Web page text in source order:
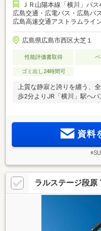
ＪＲ山陽本線「横川」バ
広島交通・広電バス・広島バ
広島高速交通アストラムライ
広島県広島市西区大芝１
性能評価書取得
ゴミ出し24時間可
上質な静寂と誇りを纏う、
歩2分よりJR「横川」駅へ
ー」へバスで約10分。全邸
資料
ラルステージ段